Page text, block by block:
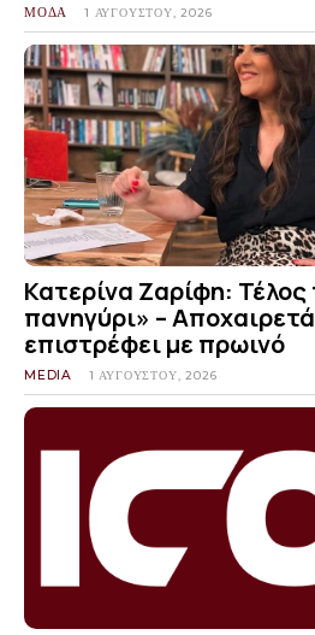
ΜΟΔΑ 1 ΑΥΓΟΎΣΤΟΥ, 2026
Κατερίνα Ζαρίφη: Τέλος
πανηγύρι» –
επιστρέφει με πρωινό
MEDIA 1 ΑΥΓΟΎΣΤΟΥ, 2026